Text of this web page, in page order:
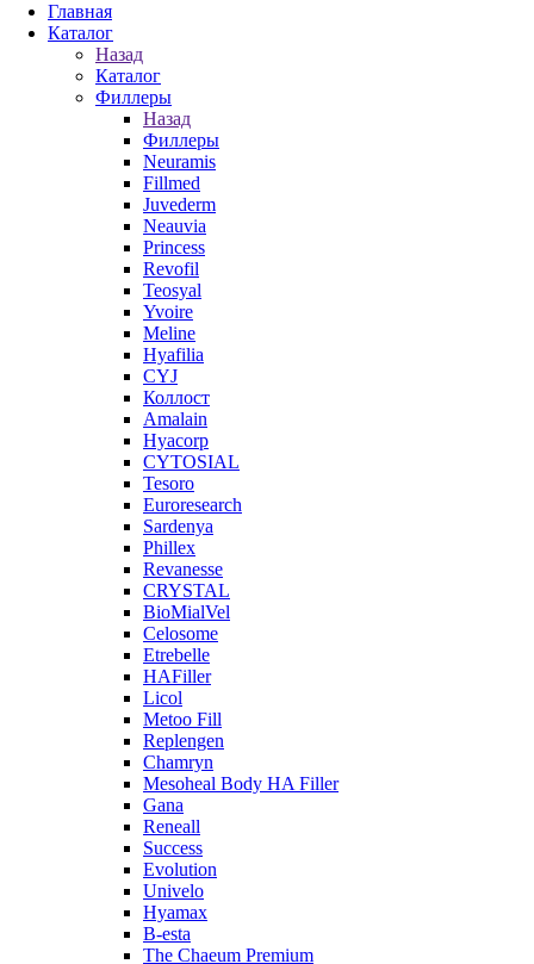
Главная
Каталог
Назад
Каталог
Филлеры
Назад
Филлеры
Neuramis
Fillmed
Juvederm
Neauvia
Princess
Revofil
Teosyal
Yvoire
Meline
Hyafilia
CYJ
Коллост
Amalain
Hyacorp
CYTOSIAL
Tesoro
Euroresearch
Sardenya
Phillex
Revanesse
CRYSTAL
BioMialVel
Celosome
Etrebelle
HAFiller
Licol
Metoo Fill
Replengen
Chamryn
Mesoheal Body HA Filler
Gana
Reneall
Success
Evolution
Univelo
Hyamax
B-esta
The Chaeum Premium